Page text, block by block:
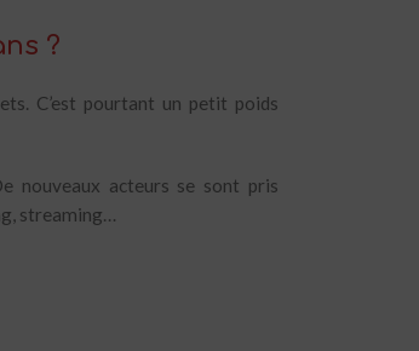
?
C’est pourtant un petit poids
nouveaux acteurs se sont pris
streaming…